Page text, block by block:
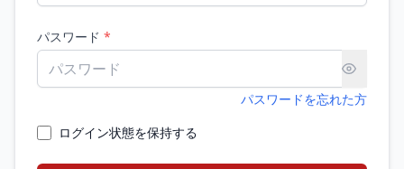
パスワード *
パスワードを忘れた方
ログイン状態を保持する